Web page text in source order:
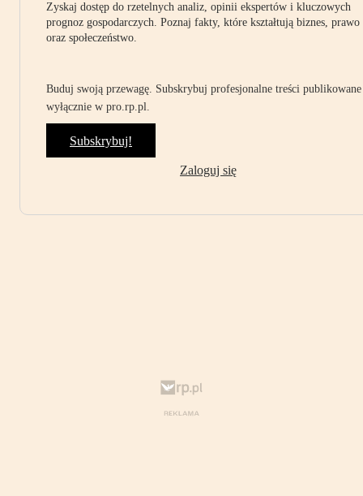
Zyskaj dostęp do rzetelnych analiz, opinii ekspertów i kluczowych
prognoz gospodarczych. Poznaj fakty, które kształtują biznes, prawo
oraz społeczeństwo.
Buduj swoją przewagę. Subskrybuj profesjonalne treści publikowane
wyłącznie w pro.rp.pl.
Subskrybuj!
Zaloguj się